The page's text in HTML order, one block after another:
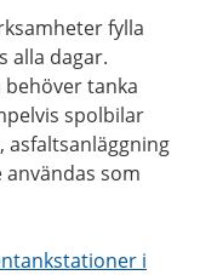
fylla
alla dagar.
tanka
spolbilar
asfaltsanläggning
som
i